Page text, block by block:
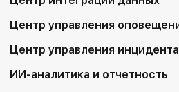
Центр управления
Центр управления
ИИ-аналитика и отчетность